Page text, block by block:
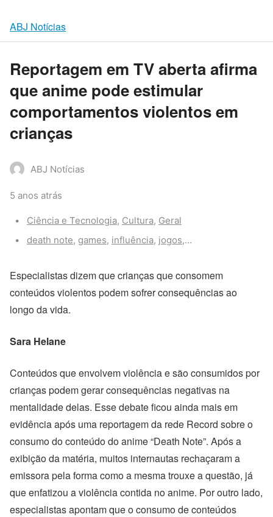
ABJ Notícias
Reportagem em TV aberta afirma
que anime pode estimular
comportamentos violentos em
crianças
ABJ Notícias
5 anos atrás
Categories:
Ciência e Tecnologia, Cultura, Geral
Tags:
death note, games, influência, jogos, violência
Especialistas dizem que crianças que consomem
conteúdos violentos podem sofrer consequências ao
longo da vida.
Sara Helane
Conteúdos que envolvem violência e são consumidos por
crianças podem gerar consequências negativas na
mentalidade delas. Esse debate ficou ainda mais em
evidência após uma reportagem da rede Record sobre o
consumo do conteúdo do anime “Death Note”. Após a
exibição da matéria, muitos internautas rechaçaram a
emissora pela forma como a mesma trouxe a questão, já
que enfatizou a violência contida no anime. Por outro lado,
especialistas apontam que o consumo de conteúdos